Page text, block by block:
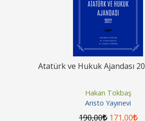
Atatürk ve Hukuk Ajandası
Hakan Tokbaş
Aristo Yayınevi
190,00 171,00